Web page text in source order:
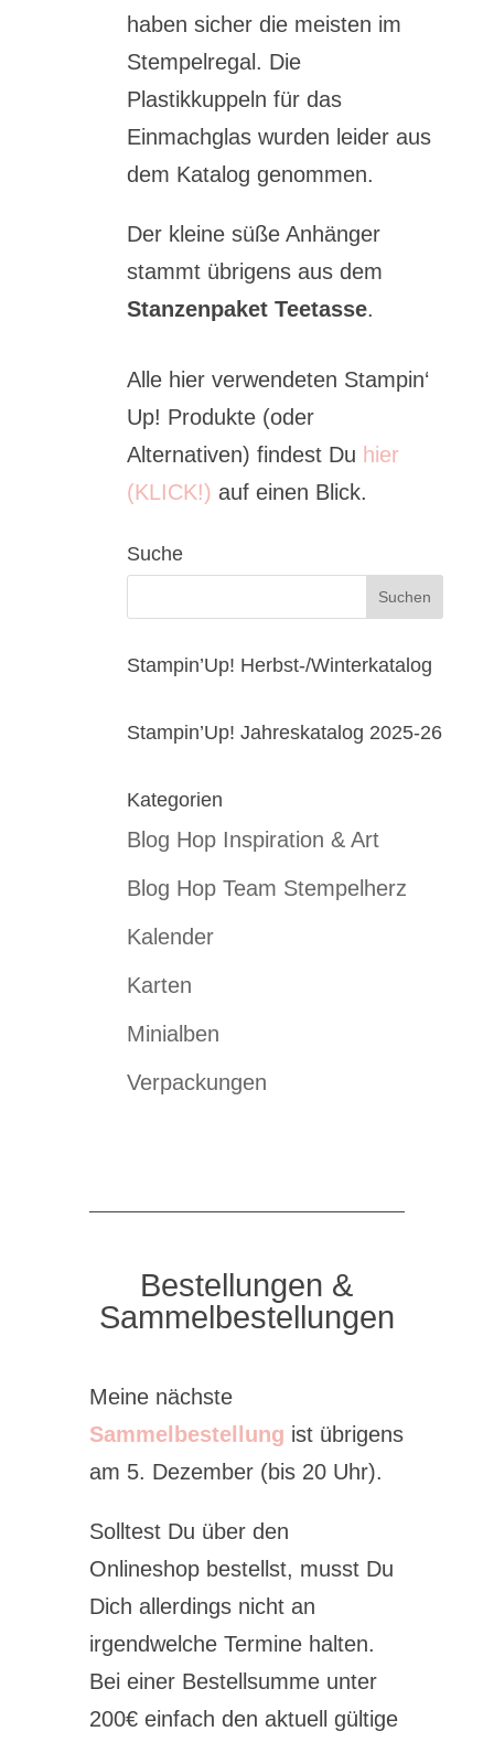
haben sicher die meisten im
Stempelregal. Die
Plastikkuppeln für das
Einmachglas wurden leider aus
dem Katalog genommen.
Der kleine süße Anhänger
stammt übrigens aus dem
Stanzenpaket Teetasse.
Alle hier verwendeten Stampin‘
Up! Produkte (oder
Alternativen) findest Du hier
(KLICK!) auf einen Blick.
Suche
Stampin’Up! Herbst-/Winterkatalog
Stampin’Up! Jahreskatalog 2025-26
Kategorien
Blog Hop Inspiration & Art
Blog Hop Team Stempelherz
Kalender
Karten
Minialben
Verpackungen
Bestellungen &
Sammelbestellungen
Meine nächste
Sammelbestellung ist übrigens
am 5. Dezember (bis 20 Uhr).
Solltest Du über den
Onlineshop bestellst, musst Du
Dich allerdings nicht an
irgendwelche Termine halten.
Bei einer Bestellsumme unter
200€ einfach den aktuell gültige